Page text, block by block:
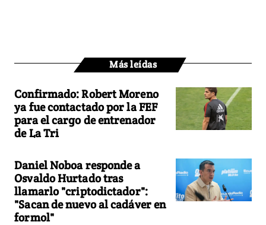
Más leídas
Confirmado: Robert Moreno
ya fue contactado por la FEF
para el cargo de entrenador
de La Tri
Daniel Noboa responde a
Osvaldo Hurtado tras
llamarlo "criptodictador":
"Sacan de nuevo al cadáver en
formol"